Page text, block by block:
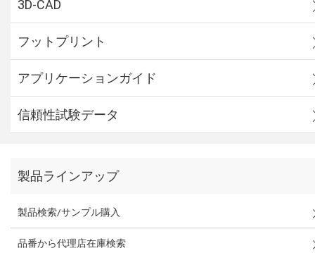
3D-CAD
フットプリント
アプリケーションガイド
信頼性試験データ
製品ラインアップ
製品検索/サンプル購入
品番から代理店在庫検索